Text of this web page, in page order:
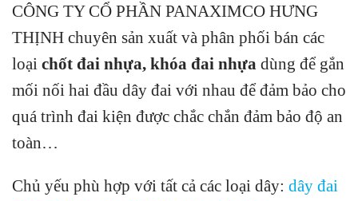
CÔNG TY CỔ PHẦN PANAXIMCO HƯNG
THỊNH chuyên sản xuất và phân phối bán các
loại chốt đai nhựa, khóa đai nhựa dùng để gắn
mối nối hai đầu dây đai với nhau để đảm bảo cho
quá trình đai kiện được chắc chắn đảm bảo độ an
toàn…
Chủ yếu phù hợp với tất cả các loại dây: dây đai